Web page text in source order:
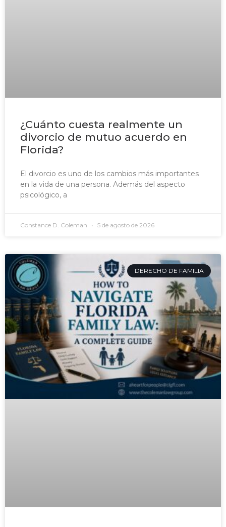
¿Cuánto cuesta realmente un
divorcio de mutuo acuerdo en
Florida?
El divorcio es uno de los cambios más importantes
en la vida de una persona. Además del aspecto
psicológico, a
Constance D. Coleman 5 de agosto de 2026
DERECHO DE FAMILIA